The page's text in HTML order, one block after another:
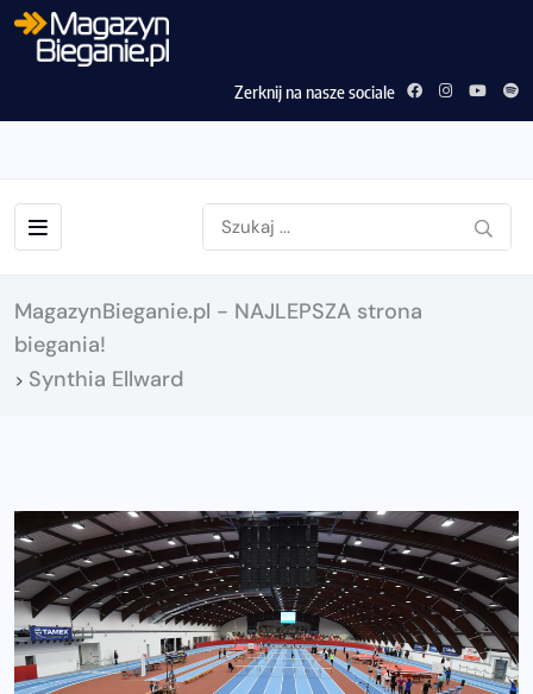
Zerknij na nasze sociale
MagazynBieganie.pl - NAJLEPSZA strona
biegania!
> Synthia Ellward